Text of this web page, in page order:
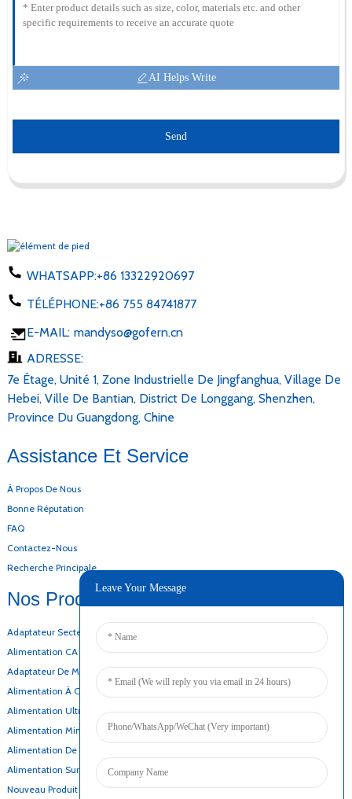
AI Helps Write
Send
WHATSAPP:+86 13322920697
TÉLÉPHONE:+86 755 84741877
E-MAIL: mandyso@gofern.cn
ADRESSE:
7e Étage, Unité 1, Zone Industrielle De Jingfanghua, Village De
Hebei, Ville De Bantian, District De Longgang, Shenzhen,
Province Du Guangdong, Chine
Assistance Et Service
À Propos De Nous
Bonne Réputation
FAQ
Contactez-Nous
Recherche Principale
Nos Produits
Adaptateur Secteur De Bureau
Alimentation CA CC
Adaptateur De Montage Mural
Alimentation À Cadre Ouvert
Alimentation Ultra-Mince
Alimentation Mince
Alimentation De Secours Par Batterie
Alimentation Sur Rail DIN
Nouveau Produit
Leave Your Message